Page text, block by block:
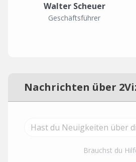
Walter Scheuer
Geschäftsführer
Nachrichten über
Brauchst du